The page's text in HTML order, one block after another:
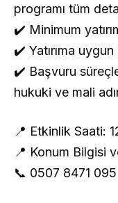
programı tüm
✔️ Minimum
✔️ Yatırıma uygun
✔️ Başvuru
hukuki ve mali
📍 Etkinlik Saati:
📍 Konum Bilgisi
📞 0507 8471 095